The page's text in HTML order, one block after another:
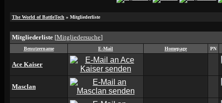
The World of BattleTech » Mitgliederliste
Mitgliederliste [Mitgliedersuche]
Benutzername E-Mail Homepage PN
Ace Kaiser
Masclan